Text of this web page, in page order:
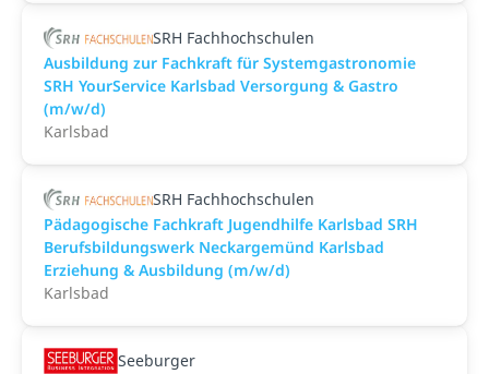
SRH Fachhochschulen
Ausbildung zur Fachkraft für Systemgastronomie
SRH YourService Karlsbad Versorgung & Gastro
(m/w/d)
Karlsbad
SRH Fachhochschulen
Pädagogische Fachkraft Jugendhilfe Karlsbad SRH
Berufsbildungswerk Neckargemünd Karlsbad
Erziehung & Ausbildung (m/w/d)
Karlsbad
Seeburger